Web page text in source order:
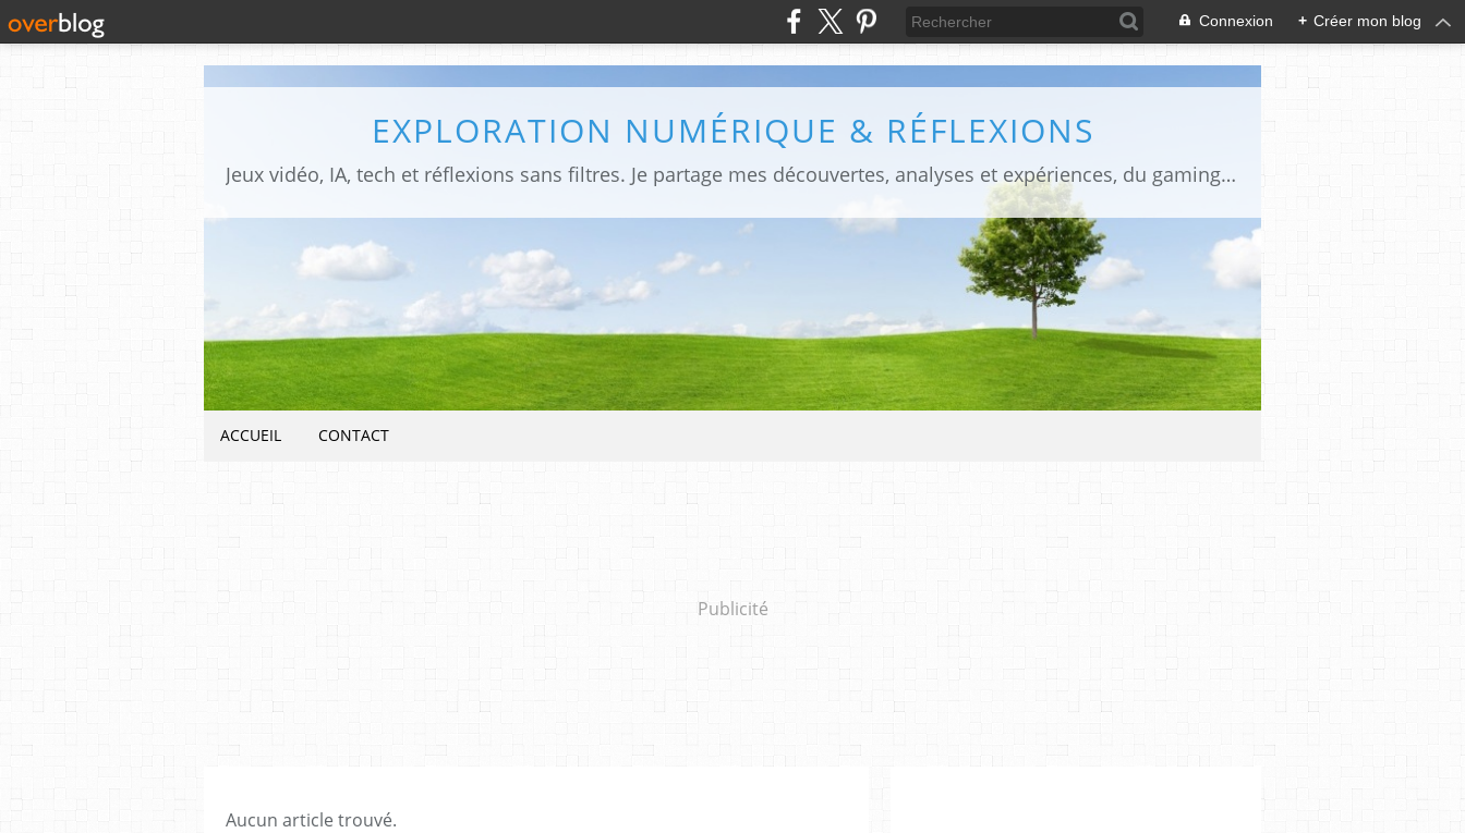
Connexion + Créer mon blog
EXPLORATION NUMÉRIQUE & RÉFLEXIONS
Jeux vidéo, IA, tech et réflexions sans filtres. Je partage mes découvertes, analyses et expériences, du gaming aux nouvelles tendances numériques.
ACCUEIL CONTACT
Publicité
Aucun article trouvé.